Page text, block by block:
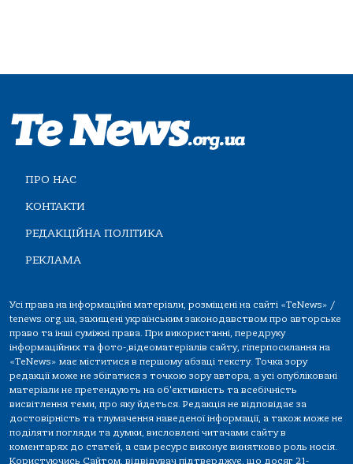
ПРО НАС
КОНТАКТИ
РЕДАКЦІЙНА ПОЛІТИКА
РЕКЛАМА
Усі права на інформаційні матеріали, розміщені на сайті «TeNews» /
tenews.org.ua, захищені українським законодавством про авторське
право та інші суміжні права. При використанні, передруку
інформаційних та фото-,відеоматеріалів сайту, гіперпосилання на
«TeNews» має міститися в першому абзаці тексту. Точка зору
редакції може не збігатися з точкою зору автора, а усі опубліковані
матеріали не претендують на об'єктивність та всебічність
висвітлення теми, про яку йдеться. Редакція не відповідає за
достовірність та тлумачення наведеної інформації, а також може не
поділяти погляди та думки, висловлені читачами сайту в
коментарях до статей, а сам ресурс виконує винятково роль носія.
Користуючись Сайтом, відвідувач підтверджує, що досяг 21-